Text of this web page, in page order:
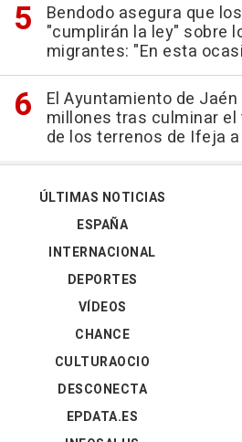
Bendodo asegura que
"cumplirán la ley" sobre
migrantes: "En esta
El Ayuntamiento de
millones tras culminar
de los terrenos de Ifeja
ÚLTIMAS NOTICIAS
ESPAÑA
INTERNACIONAL
DEPORTES
VÍDEOS
CHANCE
CULTURAOCIO
DESCONECTA
EPDATA.ES